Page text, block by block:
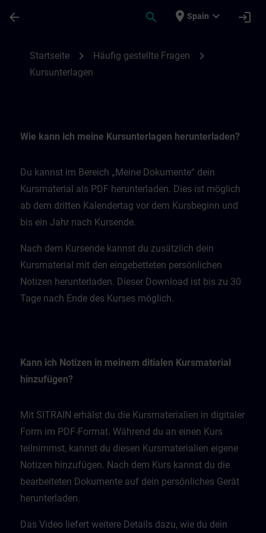
arrow_back search place Spain expand_more login
Startseite chevron_right Häufig gestellte Fragen chevron_right
Kursunterlagen
Wie kann ich meine Kursunterlagen herunterladen?
Du kannst im Bereich „Meine Dokumente“ dein
Kursmaterial als PDF herunterladen. Dies ist möglich
ab dem dritten Kalendertag vor dem Kursbeginn und
bis ein Jahr nach Kursende.
Nach dem Kursende kannst du zusätzlich dein
Kursmaterial mit den eingebetteten persönlichen
Notizen herunterladen. Dieser Download ist bis zu 30
Tage nach Ende des Kurses möglich.
Kann ich Notizen in meinem ditialen Kursmaterial
hinzufügen?
Mit SITRAIN erhälst du die Kursmaterialien in digitaler
Form im PDF-Format. Während du an einen Kurs
teilnimmst, kannst du diesen Kursmaterialien eigene
Notizen hinzufügen. Nach dem Kurs kannst du die
bearbeiteten Dokumente auf dein persönliches Gerät
herunterladen.
Das Video liefert weitere Details dazu, wie du dein